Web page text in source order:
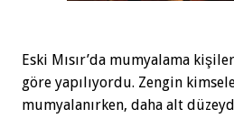
Eski Mısır’da mumyalama
göre yapılıyordu. Zengin
mumyalanırken, daha alt